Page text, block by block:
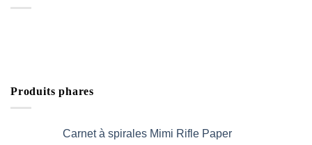
Produits phares
Carnet à spirales Mimi Rifle Paper